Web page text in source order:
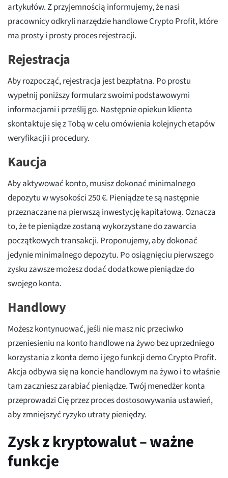
artykułów. Z przyjemnością informujemy, że nasi
pracownicy odkryli narzędzie handlowe Crypto Profit, które
ma prosty i prosty proces rejestracji.
Rejestracja
Aby rozpocząć, rejestracja jest bezpłatna. Po prostu
wypełnij poniższy formularz swoimi podstawowymi
informacjami i prześlij go. Następnie opiekun klienta
skontaktuje się z Tobą w celu omówienia kolejnych etapów
weryfikacji i procedury.
Kaucja
Aby aktywować konto, musisz dokonać minimalnego
depozytu w wysokości 250 €. Pieniądze te są następnie
przeznaczane na pierwszą inwestycję kapitałową. Oznacza
to, że te pieniądze zostaną wykorzystane do zawarcia
początkowych transakcji. Proponujemy, aby dokonać
jedynie minimalnego depozytu. Po osiągnięciu pierwszego
zysku zawsze możesz dodać dodatkowe pieniądze do
swojego konta.
Handlowy
Możesz kontynuować, jeśli nie masz nic przeciwko
przeniesieniu na konto handlowe na żywo bez uprzedniego
korzystania z konta demo i jego funkcji demo Crypto Profit.
Akcja odbywa się na koncie handlowym na żywo i to właśnie
tam zaczniesz zarabiać pieniądze. Twój menedżer konta
przeprowadzi Cię przez proces dostosowywania ustawień,
aby zmniejszyć ryzyko utraty pieniędzy.
Zysk z kryptowalut – ważne
funkcje